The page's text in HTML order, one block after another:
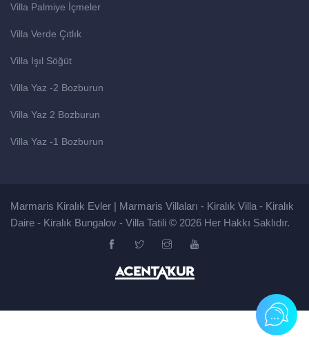
Villa Palmiye İçmeler
Villa Verde Çıtlık
Villa Işıl Söğüt
Villa Yaz -2 Bozburun
Villa Yaz 2 Bozburun
Villa Yaz -1 Bozburun
Marmaris Kiralık Evler | Marmaris Villaları - Kiralık Villa - Kiralık
Daire - Kiralık Bungalov - Villa Tatili © 2026 Her Hakkı Saklıdır.